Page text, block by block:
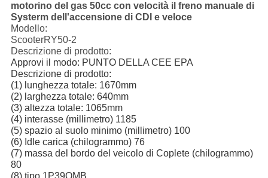
motorino del gas 50cc con velocità il freno manuale di
Systerm dell'accensione di CDI e veloce
Modello:
ScooterRY50-2
Descrizione di prodotto:
Approvi il modo: PUNTO DELLA CEE EPA
Descrizione di prodotto:
(1) lunghezza totale: 1670mm
(2) larghezza totale: 640mm
(3) altezza totale: 1065mm
(4) interasse (millimetro) 1185
(5) spazio al suolo minimo (millimetro) 100
(6) Idle carica (chilogrammo) 76
(7) massa del bordo del veicolo di Coplete (chilogrammo)
80